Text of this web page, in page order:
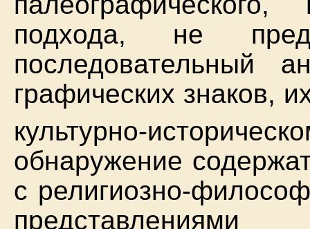
подхода, не
последовательный
графических знаков,
культурно-
обнаружение
с религиозно-